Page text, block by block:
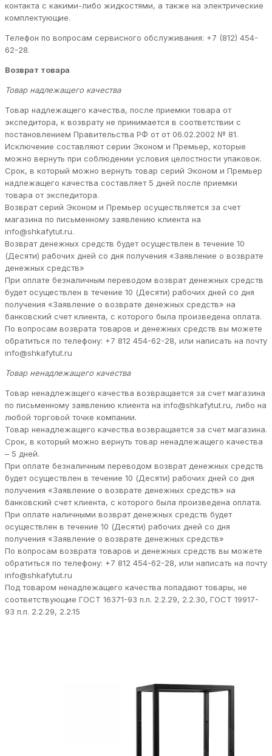
контакта с какими-либо жидкостями, а также на электрические
комплектующие.
Телефон по вопросам сервисного обслуживания: +7 (812) 454-
62-28.
Возврат товара
Товар надлежащего качества
Товар надлежащего качества, после приемки товара от
экспедитора, к возврату не принимается в соответствии с
постановлением Правительства РФ от от 06.02.2002 № 81.
Исключение составляют серии Эконом и Премьер, которые
можно вернуть при соблюдении условия целостности упаковок.
Срок, в который можно вернуть товар серий Эконом и Премьер
надлежащего качества составляет 5 дней после приемки
товара от экспедитора.
Возврат серий Эконом и Премьер осуществляется за счет
магазина по письменному заявлению клиента на
info@shkafytut.ru.
Возврат денежных средств будет осуществлен в течение 10
(Десяти) рабочих дней со дня получения «Заявление о возврате
денежных средств»
При оплате безналичным переводом возврат денежных средств
будет осуществлен в течение 10 (Десяти) рабочих дней со дня
получения «Заявление о возврате денежных средств» на
банковский счет клиента, с которого была произведена оплата.
По вопросам возврата товаров и денежных средств вы можете
обратиться по телефону: +7 812 454-62-28, или написать на почту
info@shkafytut.ru
Товар ненадлежащего качества
Товар ненадлежащего качества возвращается за счет магазина
по письменному заявлению клиента на info@shkafytut.ru, либо на
любой торговой точке компании.
Товар ненадлежащего качества возвращается за счет магазина.
Срок, в который можно вернуть товар ненадлежащего качества
– 5 дней.
При оплате безналичным переводом возврат денежных средств
будет осуществлен в течение 10 (Десяти) рабочих дней со дня
получения «Заявление о возврате денежных средств» на
банковский счет клиента, с которого была произведена оплата.
При оплате наличными возврат денежных средств будет
осуществлен в течение 10 (Десяти) рабочих дней со дня
получения «Заявление о возврате денежных средств»
По вопросам возврата товаров и денежных средств вы можете
обратиться по телефону: +7 812 454-62-28, или написать на почту
info@shkafytut.ru
Под товаром ненадлежащего качества попадают товары, не
соответствующие ГОСТ 16371-93 п.п. 2.2.29, 2.2.30, ГОСТ 19917-
93 п.п. 2.2.29, 2.2.15